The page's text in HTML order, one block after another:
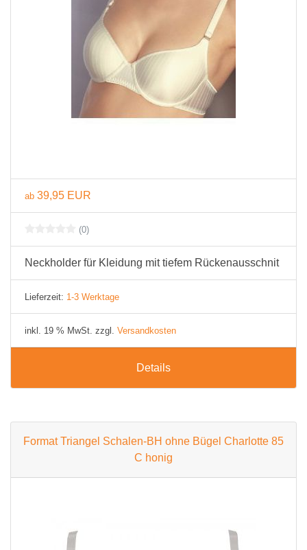
ab 39,95 EUR
(0)
Neckholder für Kleidung mit tiefem Rückenausschnit
Lieferzeit: 1-3 Werktage
inkl. 19 % MwSt. zzgl. Versandkosten
Details
Format Triangel Schalen-BH ohne Bügel Charlotte 85
C honig